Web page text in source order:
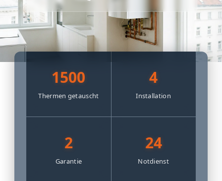
1500
Thermen getauscht
4
Installation
2
Garantie
24
Notdienst